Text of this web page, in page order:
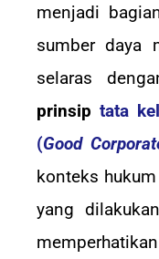
menjadi
sumber daya
selaras
prinsiptata
(Good
konteks
yang
memperhatikan